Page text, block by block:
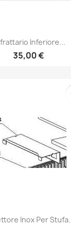
Inferiore...
35,00 €
Inox Per